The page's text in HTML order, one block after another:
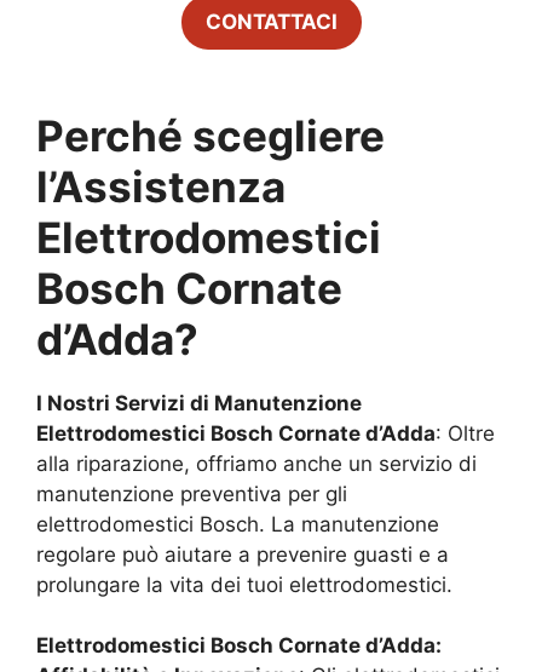
CONTATTACI
Perché scegliere
l’Assistenza
Elettrodomestici
Bosch Cornate
d’Adda?
I Nostri Servizi di Manutenzione
Elettrodomestici Bosch Cornate d’Adda: Oltre
alla riparazione, offriamo anche un servizio di
manutenzione preventiva per gli
elettrodomestici Bosch. La manutenzione
regolare può aiutare a prevenire guasti e a
prolungare la vita dei tuoi elettrodomestici.
Elettrodomestici Bosch Cornate d’Adda: